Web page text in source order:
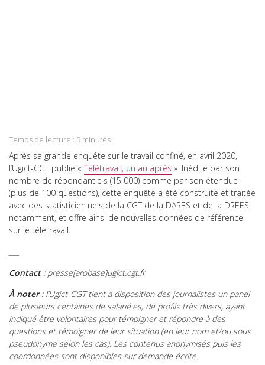
Email
Temps de lecture : 5 minutes
Après sa grande enquête sur le travail confiné, en avril 2020,
l’Ugict-CGT publie « Télétravail, un an après ». Inédite par son
nombre de répondant·e·s (15 000) comme par son étendue
(plus de 100 questions), cette enquête a été construite et traitée
avec des statisticien·ne·s de la CGT de la DARES et de la DREES
notamment, et offre ainsi de nouvelles données de référence
sur le télétravail.
Contact : presse[arobase]ugict.cgt.fr
À noter: l’Ugict-CGT tient à disposition des journalistes un panel
de plusieurs centaines de salarié·es, de profils très divers, ayant
indiqué être volontaires pour témoigner et répondre à des
questions et témoigner de leur situation (en leur nom et/ou sous
pseudonyme selon les cas). Les contenus anonymisés puis les
coordonnées sont disponibles sur demande écrite.